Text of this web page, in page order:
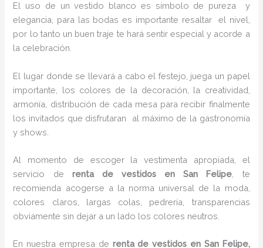
El uso de un vestido blanco es símbolo de pureza y
elegancia, para las bodas es importante resaltar el nivel,
por lo tanto un buen traje te hará sentir especial y acorde a
la celebración.
El lugar donde se llevará a cabo el festejo, juega un papel
importante, los colores de la decoración, la creatividad,
armonía, distribución de cada mesa para recibir finalmente
los invitados que disfrutaran al máximo de la gastronomía
y shows.
Al momento de escoger la vestimenta apropiada, el
servicio de renta de vestidos en San Felipe , te
recomienda acogerse a la norma universal de la moda,
colores claros, largas colas, pedrería, transparencias
obviamente sin dejar a un lado los colores neutros.
En nuestra empresa de renta de vestidos en San Felipe,